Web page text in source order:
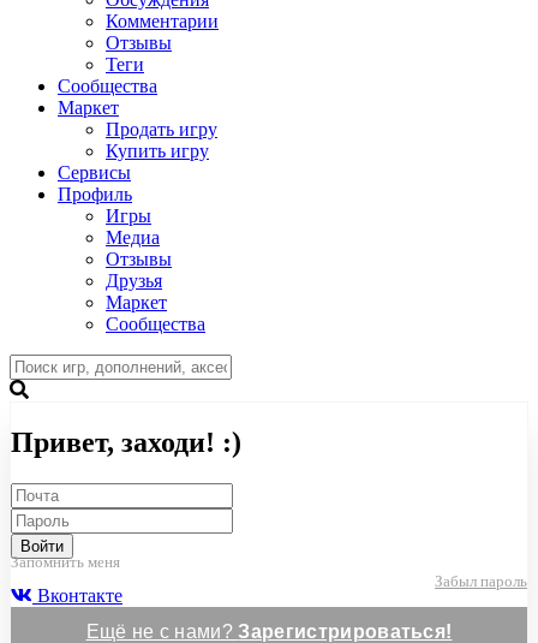
Комментарии
Отзывы
Теги
Сообщества
Маркет
Продать игру
Купить игру
Сервисы
Профиль
Игры
Медиа
Отзывы
Друзья
Маркет
Сообщества
Привет, заходи! :)
Войти
Запомнить меня
Забыл пароль
Вконтакте
Ещё не с нами?Зарегистрироваться!